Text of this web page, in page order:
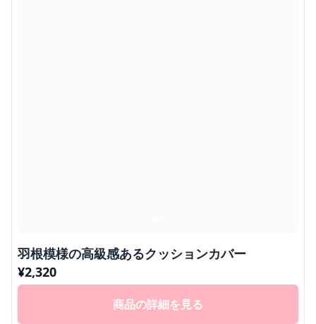
羽根模様の高級感あるクッションカバー
¥2,320
商品の詳細を見る